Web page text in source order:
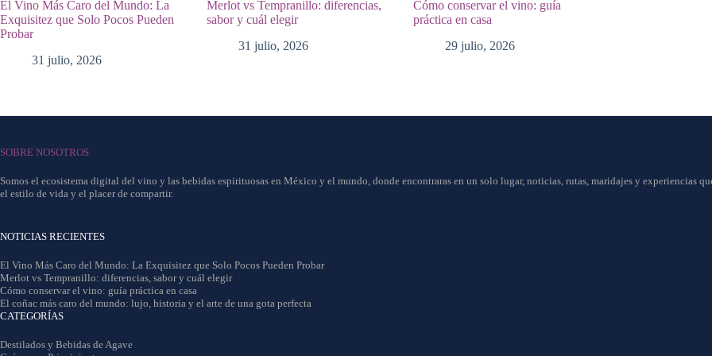
El Vino Más Caro del Mundo: La
Exquisitez que Solo Pocos Pueden
Probar
31 julio, 2026
Merlot vs Tempranillo: diferencias,
sabor y cuál elegir
31 julio, 2026
Cómo conservar el vino: guía
práctica en casa
29 julio, 2026
SOBRE NOSOTROS
Somos el ecosistema digital del vino y las bebidas espirituosas en México y el mundo, donde encontraras en un solo lugar, noticias, rutas, maridajes y experiencias
el estilo de vida y el placer de compartir.
NOTICIAS RECIENTES
El Vino Más Caro del Mundo: La Exquisitez que Solo Pocos Pueden Probar
Merlot vs Tempranillo: diferencias, sabor y cuál elegir
Cómo conservar el vino: guía práctica en casa
El coñac más caro del mundo: lujo, historia y el arte de una gota perfecta
CATEGORÍAS
Destilados y Bebidas de Agave